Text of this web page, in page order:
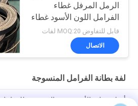
الرمل المرفل غطاء
الفرامل اللون الأسود غطاء
الفرامل المنسوج
قابل للتفاوض MOQ:20 لفات
الاتصال
لفة بطانة الفرامل المنسوجة
أدوات غياب الأسبستوس المنسوجة للفرامل